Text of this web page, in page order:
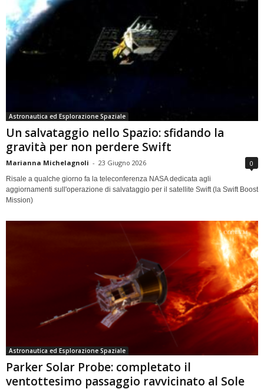
Astronautica ed Esplorazione Spaziale
Un salvataggio nello Spazio: sfidando la
gravità per non perdere Swift
Marianna Michelagnoli - 23 Giugno 2026 0
Risale a qualche giorno fa la teleconferenza NASA dedicata agli
aggiornamenti sull'operazione di salvataggio per il satellite Swift (la Swift Boost
Mission)
Astronautica ed Esplorazione Spaziale
Parker Solar Probe: completato il
ventottesimo passaggio ravvicinato al Sole